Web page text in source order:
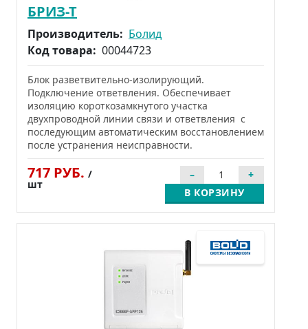
БРИЗ-Т
Производитель: Болид
Код товара: 00044723
Блок разветвительно-изолирующий.
Подключение ответвления. Обеспечивает
изоляцию короткозамкнутого участка
двухпроводной линии связи и ответвления с
последующим автоматическим восстановлением
после устранения неисправности.
717 РУБ. /
шт
В КОРЗИНУ